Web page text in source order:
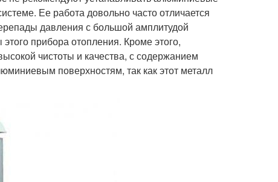
Ее работа довольно часто отличается
давления с большой амплитудой
прибора отопления. Кроме этого,
чистоты и качества, с содержанием
поверхностям, так как этот металл